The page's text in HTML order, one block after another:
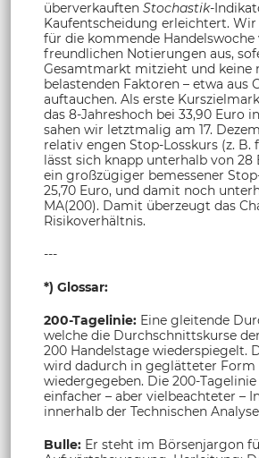
überverkauften Stochastik-
Kaufentscheidung erleichtert. Wir
für die kommende Handelswoche
freundlichen Notierungen aus,
Gesamtmarkt mitzieht und keine
belastenden Faktoren – etwa aus
auftauchen. Als erste
das 8-Jahreshoch bei 33,90 Euro
sahen wir letztmalig am 17.
relativ engen Stop-Losskurs (z. B.
lässt sich knapp unterhalb von 28
ein großzügiger bemessener
25,70 Euro, und damit noch
MA(200). Damit überzeugt das
Risikoverhältnis.
---
*) Glossar:
200-Tagelinie: Eine gleitende
welche die Durchschnittskurse
200 Handelstage wiederspiegelt.
wird dadurch in geglätteter Form
wiedergegeben. Die 200-
einfacher – aber vielbeachteter –
innerhalb der Technischen
Bulle: Er steht im Börsenjargon